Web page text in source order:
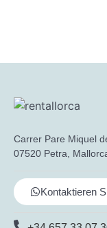
Carrer Pare Miquel
07520 Petra,
Kontaktieren